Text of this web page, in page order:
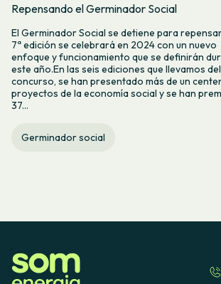
Repensando el Germinador Social
El Germinador Social se detiene para
7ª edición se celebrará en 2024 con un nuevo
enfoque y funcionamiento que se definirán
este año.En las seis ediciones que llevamos del
concurso, se han presentado más de un
proyectos de la economía social y se han
37...
Germinador social